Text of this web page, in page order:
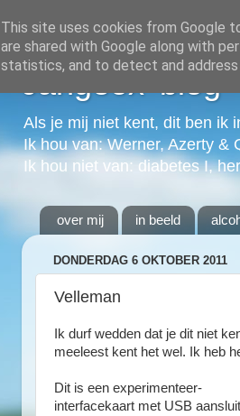
Jangeox' blog
Als je mij niet kent, dit ben ik
Ik hou van: Werner, Azerty &
Ik hou niet van: diabetes I,
over mij in beeld
DONDERDAG 6 OKTOBER 2011
Velleman
Ik durf wedden dat je dit niet
meeleest kent het wel. Ik heb
Dit is een experimenteer-
interfacekaart met USB
This site uses cookies from Google
are shared with Google along with
statistics, and to detect and address